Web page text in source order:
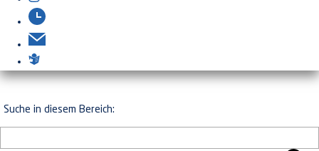
Suche in diesem Bereich: